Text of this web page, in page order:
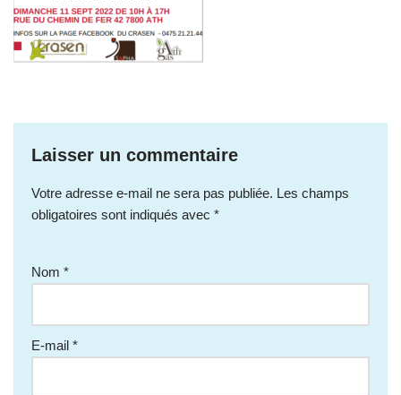
Laisser un commentaire
Votre adresse e-mail ne sera pas publiée. Les champs
obligatoires sont indiqués avec *
Nom *
E-mail *